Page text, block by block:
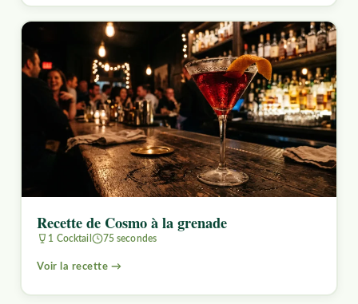
Recette de Cosmo à la grenade
1 Cocktail 75 secondes
Voir la recette →